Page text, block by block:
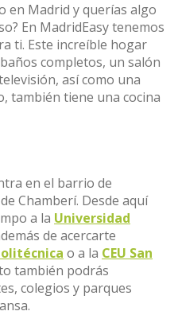
en Madrid y querías algo
En MadridEasy tenemos
ti. Este increíble hogar
completos, un salón
así como una
también tiene una cocina
en el barrio de
Chamberí. Desde aquí
a la Universidad
de acercarte
o a la CEU San
también podrás
colegios y parques